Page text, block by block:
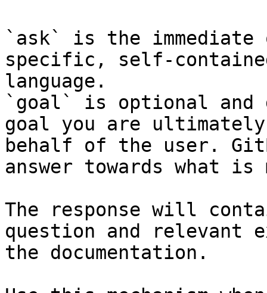
`ask` is the
specific, self-
language.
`goal` is optional and
goal you are
behalf of the user.
answer towards what
The response will
question and relevant
the documentation.